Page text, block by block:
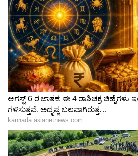
View post on
ಕಿಚ್ಚ ಸುದೀಪ್ 'ಪ್ರೇಮದ
ಕಾದಂಬರಿ' ಫೋಟೋ ಪೋಸ್ಟ್‌
ಮಾಡಿದ 'ಎವರ್‌ಗ್ರೀನ್ ಬ್ಯೂಟಿ'ಗೆ
ನೆಟ್ಟಿಗರ ಮಸ್ತ್ ರಿಯಾಕ್ಷನ್ಸ್!
Bigg
LATEST VIDEOS
"ರಾಜಕೀಯ ಬೇಡ, ಸಿನಿಮಾನೇ
ಕನಕೋತ್ಸವದಲ್ಲಿ ರಿಷಬ್ ಶೆಟ್ಟಿ |
Shetty speech | Suvarna News